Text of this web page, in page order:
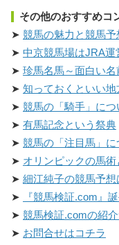
その他のおすすめコ
競馬の魅力と競馬予
中京競馬場はJRA運
珍馬名馬～面白い名
知っておくといい地
競馬の「騎手」につ
有馬記念という祭典
競馬の「注目馬」に
オリンピックの馬術
細江純子の競馬予想
『競馬検証.com』
競馬検証.comの紹
お問合せはコチラ